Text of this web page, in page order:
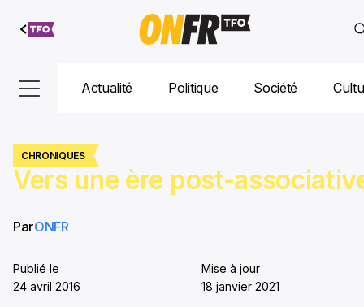
Aller au
contenu
Actualité Politique Société
CHRONIQUES
Vers une ère post-
ParONFR
Publié le
24 avril 2016
Mise à jour
18 janvier 2021